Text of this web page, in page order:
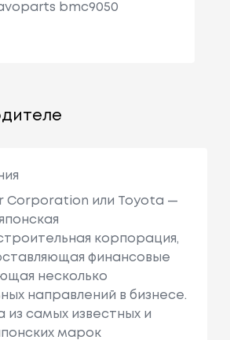
bmc9050
Corporation или Toyota —
корпорация,
финансовые
несколько
направлений в бизнесе.
из самых известных и
марок